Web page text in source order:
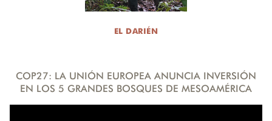
EL DARIÉN
COP27: LA UNIÓN EUROPEA ANUNCIA INVERSIÓN
EN LOS 5 GRANDES BOSQUES DE MESOAMÉRICA